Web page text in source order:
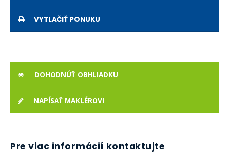
VYTLAČIŤ PONUKU
DOHODNÚŤ OBHLIADKU
NAPÍSAŤ MAKLÉROVI
Pre viac informácií kontaktujte